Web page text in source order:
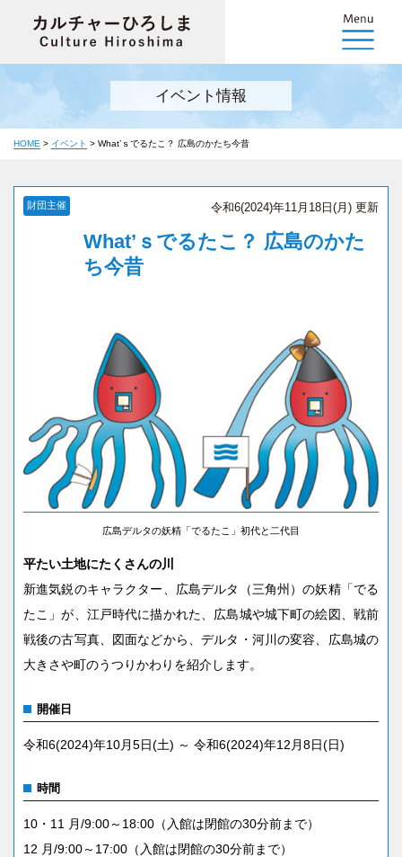
イベント情報
HOME > イベント > What’ｓでるたこ？ 広島のかたち今昔
令和6(2024)年11月18日(月) 更新
財団主催
What’ｓでるたこ？ 広島のかた
ち今昔
広島デルタの妖精「でるたこ」初代と二代目
平たい土地にたくさんの川
新進気鋭のキャラクター、広島デルタ（三角州）の妖精「でる
たこ」が、江戸時代に描かれた、広島城や城下町の絵図、戦前
戦後の古写真、図面などから、デルタ・河川の変容、広島城の
大きさや町のうつりかわりを紹介します。
開催日
令和6(2024)年10月5日(土) ～ 令和6(2024)年12月8日(日)
時間
10・11 月/9:00～18:00（入館は閉館の30分前まで）
12 月/9:00～17:00（入館は閉館の30分前まで）